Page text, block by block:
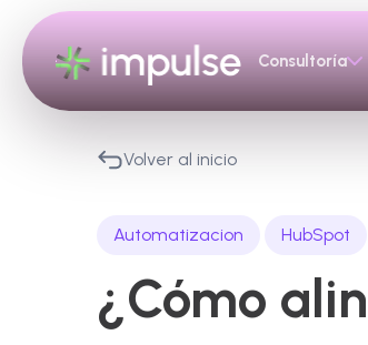
Consultoría
Volver al inicio
Automatizacion HubSpot
¿Cómo